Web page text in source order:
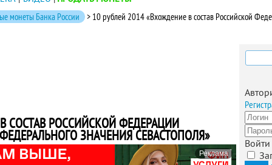
монеты Банка России > 10 рублей 2014 «Вхождение в состав Российской
СОСТАВ РОССИЙСКОЙ ФЕДЕРАЦИИ
ЗНАЧЕНИЯ СЕВАСТОПОЛЯ»
Реклама